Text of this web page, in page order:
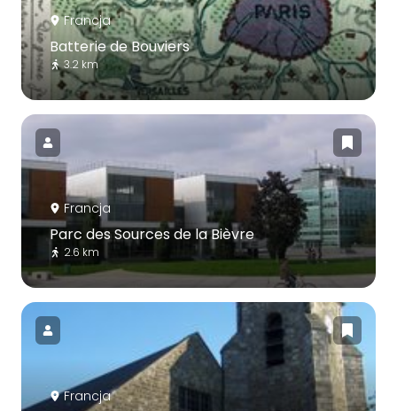
Francja
Batterie de Bouviers
3.2 km
Francja
Parc des Sources de la Bièvre
2.6 km
Francja